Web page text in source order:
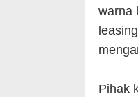
warna
Pihak